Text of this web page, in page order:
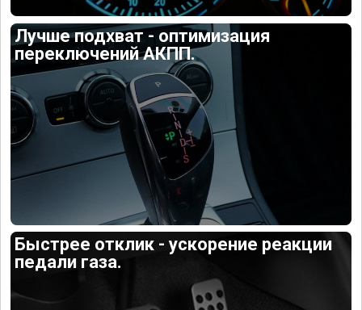
Лучше подхват - оптимизация
переключений АКПП.
Быстрее отклик - ускорение реакции
педали газа.